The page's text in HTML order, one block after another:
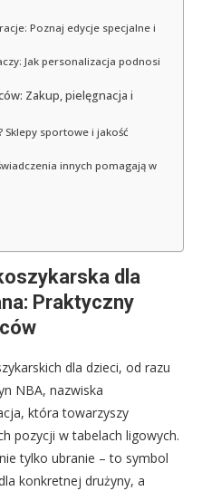
Poznaj edycje specjalne i
Jak personalizacja podnosi
Zakup, pielęgnacja i
Sklepy sportowe i jakość
innych pomagają w
dla
Praktyczny
dla dzieci, od razu
NBA, nazwiska
która towarzyszy
pozycji w tabelach ligowych.
tylko ubranie – to symbol
konkretnej drużyny, a